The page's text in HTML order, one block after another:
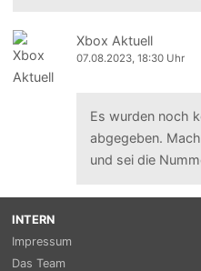
Xbox Aktuell
07.08.2023, 18:30 Uhr
Es wurden noch
abgegeben.
und sei die
INTERN
Impressum
Das Team